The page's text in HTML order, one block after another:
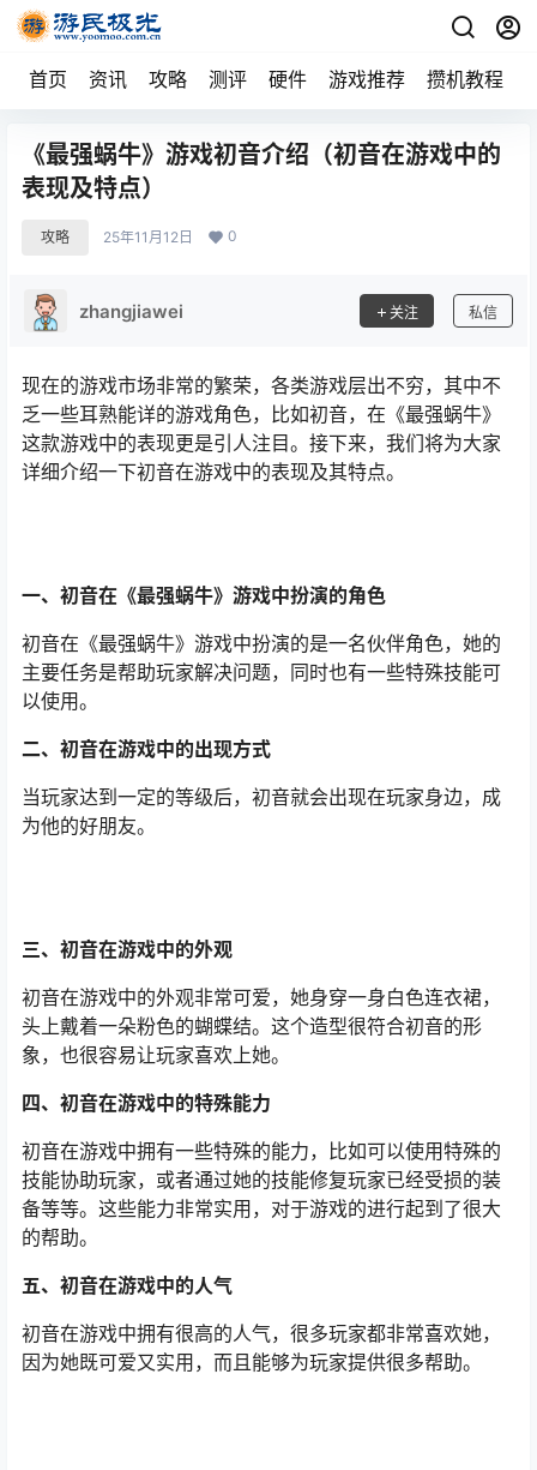
首页 资讯 攻略 测评 硬件 游戏推荐 攒机教程
《最强蜗牛》游戏初音介绍（初音在游戏中的
表现及特点）
攻略 25年11月12日 0
zhangjiawei 关注 私信
现在的游戏市场非常的繁荣，各类游戏层出不穷，其中不
乏一些耳熟能详的游戏角色，比如初音，在《最强蜗牛》
这款游戏中的表现更是引人注目。接下来，我们将为大家
详细介绍一下初音在游戏中的表现及其特点。
一、初音在《最强蜗牛》游戏中扮演的角色
初音在《最强蜗牛》游戏中扮演的是一名伙伴角色，她的
主要任务是帮助玩家解决问题，同时也有一些特殊技能可
以使用。
二、初音在游戏中的出现方式
当玩家达到一定的等级后，初音就会出现在玩家身边，成
为他的好朋友。
三、初音在游戏中的外观
初音在游戏中的外观非常可爱，她身穿一身白色连衣裙，
头上戴着一朵粉色的蝴蝶结。这个造型很符合初音的形
象，也很容易让玩家喜欢上她。
四、初音在游戏中的特殊能力
初音在游戏中拥有一些特殊的能力，比如可以使用特殊的
技能协助玩家，或者通过她的技能修复玩家已经受损的装
备等等。这些能力非常实用，对于游戏的进行起到了很大
的帮助。
五、初音在游戏中的人气
初音在游戏中拥有很高的人气，很多玩家都非常喜欢她，
因为她既可爱又实用，而且能够为玩家提供很多帮助。